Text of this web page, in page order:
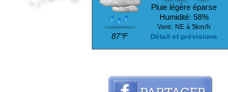
87°F
Pluie légère éparse
Humidité: 58%
Vent: NE à 5km/h
Détail et prévisions